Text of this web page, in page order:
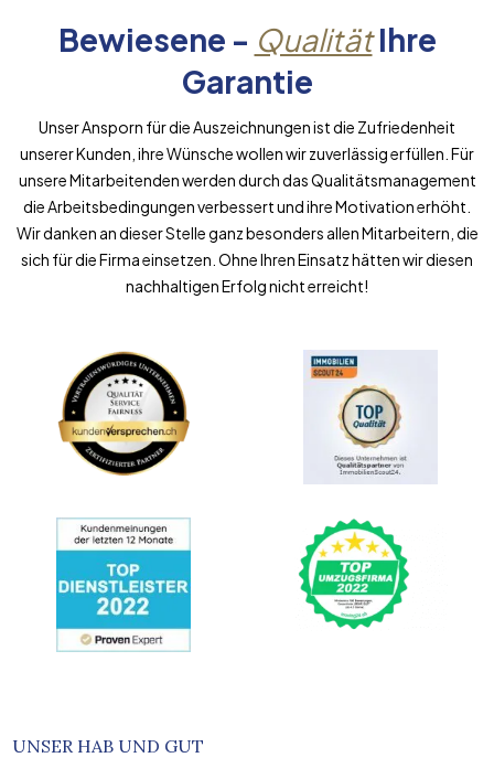
Bewiesene - QualitätIhre
Garantie
Unser Ansporn für die Auszeichnungen ist die Zufriedenheit
unserer Kunden, ihre Wünsche wollen wir zuverlässig erfüllen. Für
unsere Mitarbeitenden werden durch das Qualitätsmanagement
die Arbeitsbedingungen verbessert und ihre Motivation erhöht.
Wir danken an dieser Stelle ganz besonders allen Mitarbeitern, die
sich für die Firma einsetzen. Ohne Ihren Einsatz hätten wir diesen
nachhaltigen Erfolg nicht erreicht!
UNSER HAB UND GUT